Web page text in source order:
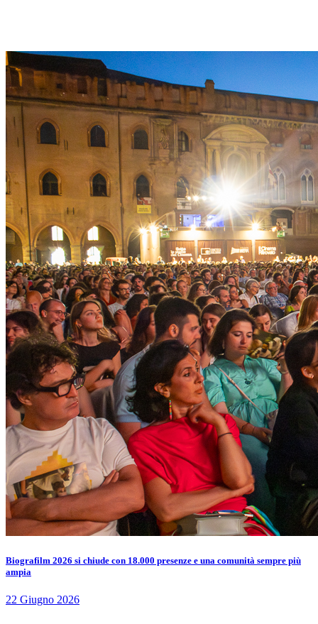
Biografilm 2026 si chiude con 18.000 presenze e una comunità sempre più
ampia
22 Giugno 2026